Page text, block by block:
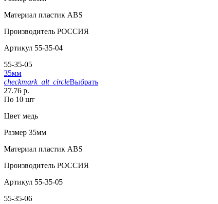
Материал пластик АВS
Производитель РОССИЯ
Артикул 55-35-04
55-35-05
35мм
checkmark_alt_circleВыбрать
27.76 р.
По 10 шт
Цвет медь
Размер 35мм
Материал пластик АВS
Производитель РОССИЯ
Артикул 55-35-05
55-35-06